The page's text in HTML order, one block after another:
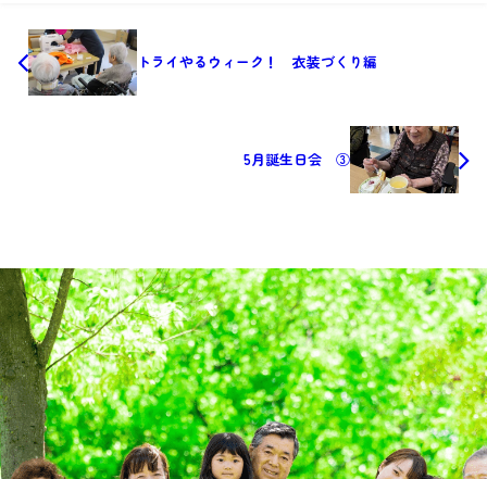
トライやるウィーク！ 衣装づくり編
5月誕生日会 ③